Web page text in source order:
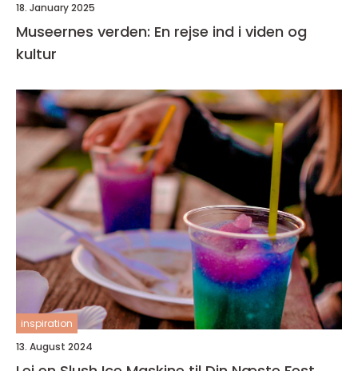
18. January 2025
Museernes verden: En rejse ind i viden og
kultur
inspiration
13. August 2024